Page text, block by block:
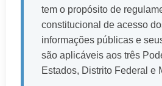
tem o propósito de
constitucional de acesso
informações públicas e
são aplicáveis aos três
Estados, Distrito Federal e